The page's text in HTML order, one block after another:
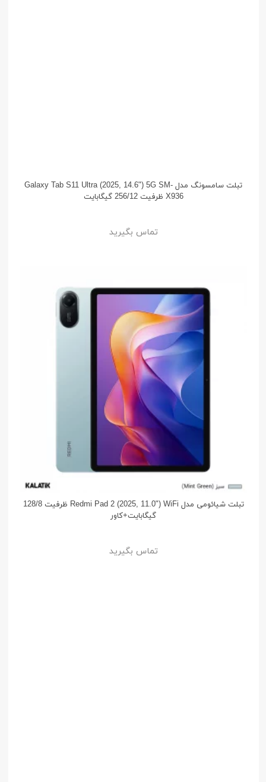
تبلت سامسونگ مدل Galaxy Tab S11 Ultra (2025, 14.6") 5G SM-
X936 ظرفیت 256/12 گیگابایت
تماس بگیرید
تبلت شیائومی مدل Redmi Pad 2 (2025, 11.0") WiFi ظرفیت 128/8
گیگابایت+کاور
تماس بگیرید